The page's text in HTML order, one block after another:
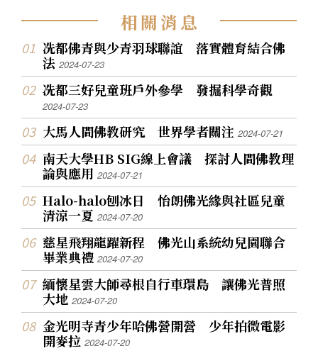
相關消息
冼都佛青與少青羽球聯誼 落實體育結合佛
法2024-07-23
冼都三好兒童班戶外參學 發掘科學奇觀
2024-07-23
大馬人間佛教研究 世界學者關注2024-07-21
南天大學HB SIG線上會議 探討人間佛教理
論與應用2024-07-21
Halo-halo刨冰日 怡朗佛光緣與社區兒童
清涼一夏2024-07-20
慈星飛翔龍躍新程 佛光山系統幼兒園聯合
畢業典禮2024-07-20
緬懷星雲大師尋根自行車環島 讓佛光普照
大地2024-07-20
金光明寺青少年哈佛營開營 少年拍微電影
開麥拉2024-07-20